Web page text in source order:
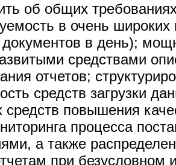
об общих
в очень широких
в день);
средствами
отчетов;
средств загрузки
средств повышения
процесса
а также
при безусловном